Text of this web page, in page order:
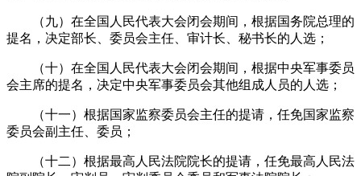
（九）在全国人民代表大会闭会期间，根据国务院总理的
提名，决定部长、委员会主任、审计长、秘书长的人选；
（十）在全国人民代表大会闭会期间，根据中央军事委员
会主席的提名，决定中央军事委员会其他组成人员的人选；
（十一）根据国家监察委员会主任的提请，任免国家监察
委员会副主任、委员；
（十二）根据最高人民法院院长的提请，任免最高人民法